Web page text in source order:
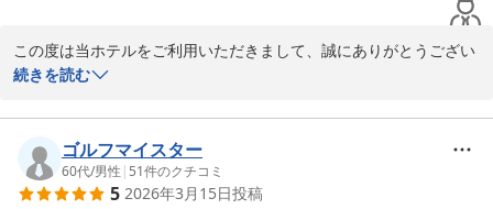
この度は当ホテルをご利用いただきまして、誠にありがとうござい
ます。
フロントスタッフについてお褒めの言葉をいただき、大変嬉しく思
います。
今後ともサービス向上に努めて参ります。
続きを読む
ゴルフマイスター
60代/男性 | 51件のクチコミ
5 2026年3月15日投稿